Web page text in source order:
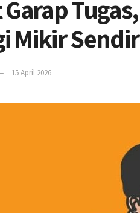
Mikir
15 April 2026